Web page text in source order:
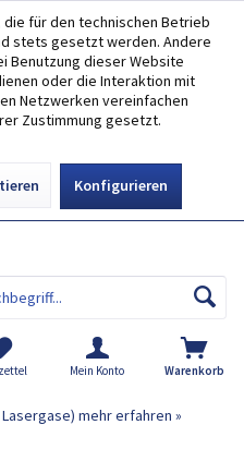
für den technischen Betrieb
stets gesetzt werden. Andere
Benutzung dieser Website
oder die Interaktion mit
Netzwerken vereinfachen
Zustimmung gesetzt.
Konfigurieren
Warenkorb
Mein Konto
und Lasergase
mehr erfahren »